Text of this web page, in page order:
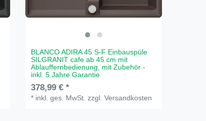
BLANCO ADIRA 45 S-F Einbauspüle
SILGRANIT cafe ab 45 cm mit
Ablauffernbedienung, mit Zubehör -
inkl. 5 Jahre Garantie
378,99 € *
* inkl. ges. MwSt. zzgl.Versandkosten